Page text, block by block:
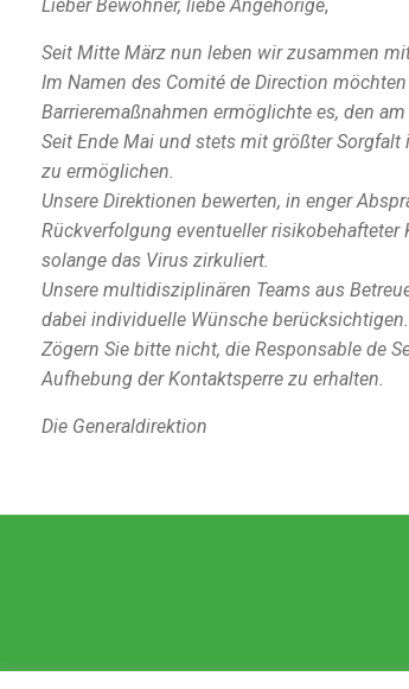
Lieber Bewohner, liebe Angehörige,
Seit Mitte März nun leben wir zusammen
Im Namen des Comité de Direction
Barrieremaßnahmen ermöglichte es, den
Seit Ende Mai und stets mit größter
zu ermöglichen.
Unsere Direktionen bewerten, in enger
Rückverfolgung eventueller
solange das Virus zirkuliert.
Unsere multidisziplinären Teams aus
dabei individuelle Wünsche
Zögern Sie bitte nicht, die Responsable de
Aufhebung der Kontaktsperre zu erhalten.
Die Generaldirektion